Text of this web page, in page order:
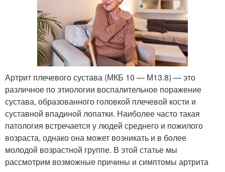
Артрит плечевого сустава (МКБ 10 — М13.8) — это
различное по этиологии воспалительное поражение
сустава, образованного головкой плечевой кости и
суставной впадиной лопатки. Наиболее часто такая
патология встречается у людей среднего и пожилого
возраста, однако она может возникать и в более
молодой возрастной группе. В этой статье мы
рассмотрим возможные причины и симптомы артрита